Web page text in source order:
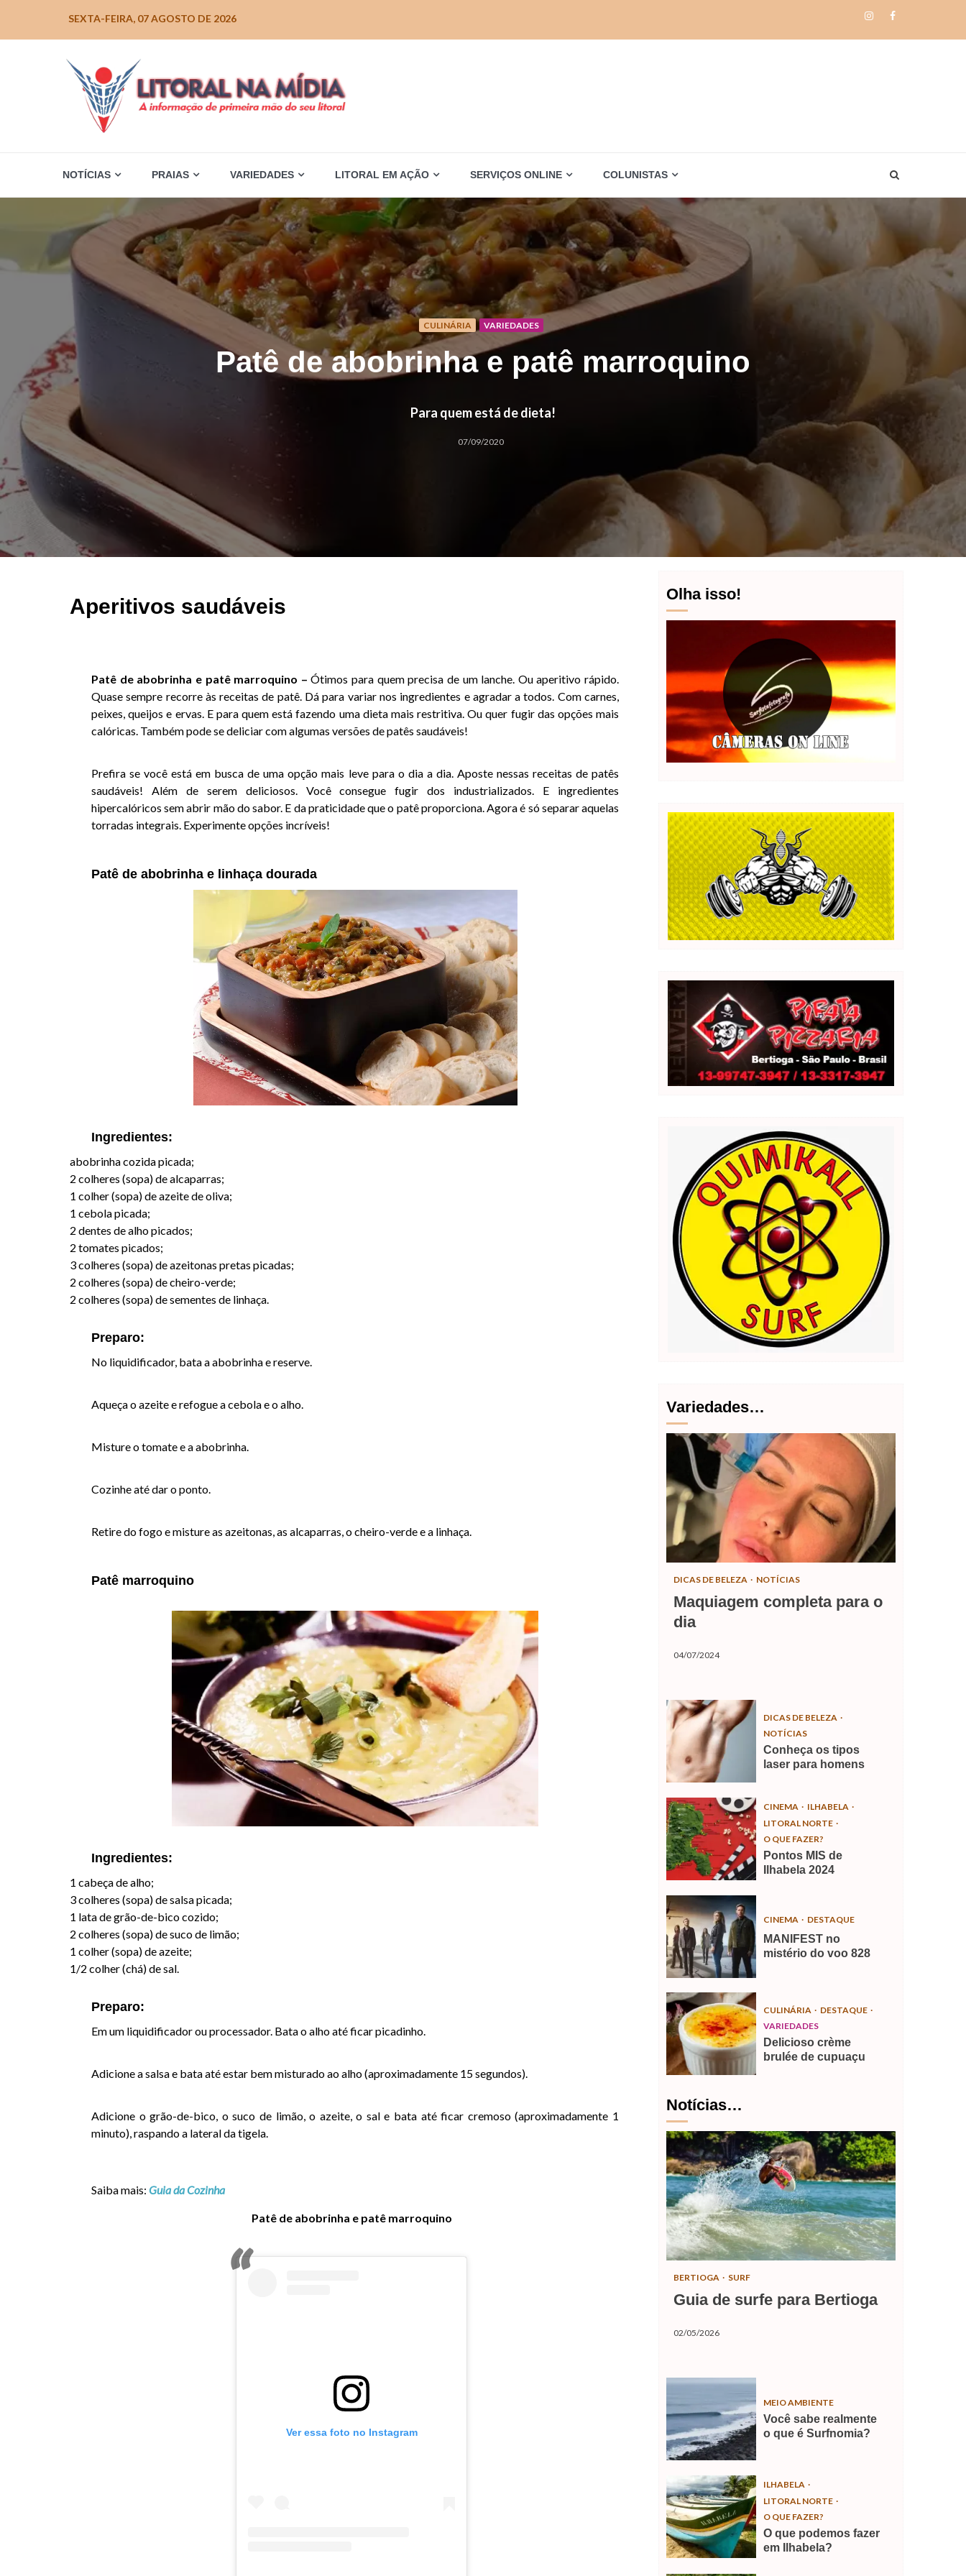
SEXTA-FEIRA, 07 AGOSTO DE 2026 InstagramFacebook
NOTÍCIAS PRAIAS VARIEDADES LITORAL EM AÇÃO SERVIÇOS ONLINE COLUNISTAS
CULINÁRIA VARIEDADES
Patê de abobrinha e patê marroquino
Para quem está de dieta!
07/09/2020
Aperitivos saudáveis
Patê de abobrinha e patê marroquino – Ótimos para quem precisa de um lanche. Ou aperitivo rápido.
Quase sempre recorre às receitas de patê. Dá para variar nos ingredientes e agradar a todos. Com carnes,
peixes, queijos e ervas. E para quem está fazendo uma dieta mais restritiva. Ou quer fugir das opções mais
calóricas. Também pode se deliciar com algumas versões de patês saudáveis!
Prefira se você está em busca de uma opção mais leve para o dia a dia. Aposte nessas receitas de patês
saudáveis! Além de serem deliciosos. Você consegue fugir dos industrializados. E ingredientes
hipercalóricos sem abrir mão do sabor. E da praticidade que o patê proporciona. Agora é só separar aquelas
torradas integrais. Experimente opções incríveis!
Patê de abobrinha e linhaça dourada
Ingredientes:
abobrinha cozida picada;
2 colheres (sopa) de alcaparras;
1 colher (sopa) de azeite de oliva;
1 cebola picada;
2 dentes de alho picados;
2 tomates picados;
3 colheres (sopa) de azeitonas pretas picadas;
2 colheres (sopa) de cheiro-verde;
2 colheres (sopa) de sementes de linhaça.
Preparo:
No liquidificador, bata a abobrinha e reserve.
Aqueça o azeite e refogue a cebola e o alho.
Misture o tomate e a abobrinha.
Cozinhe até dar o ponto.
Retire do fogo e misture as azeitonas, as alcaparras, o cheiro-verde e a linhaça.
Patê marroquino
Ingredientes:
1 cabeça de alho;
3 colheres (sopa) de salsa picada;
1 lata de grão-de-bico cozido;
2 colheres (sopa) de suco de limão;
1 colher (sopa) de azeite;
1/2 colher (chá) de sal.
Preparo:
Em um liquidificador ou processador. Bata o alho até ficar picadinho.
Adicione a salsa e bata até estar bem misturado ao alho (aproximadamente 15 segundos).
Adicione o grão-de-bico, o suco de limão, o azeite, o sal e bata até ficar cremoso (aproximadamente 1
minuto), raspando a lateral da tigela.
Saiba mais: Guia da Cozinha
Patê de abobrinha e patê marroquino
Ver essa foto no Instagram
Olha isso!
Variedades…
DICAS DE BELEZA NOTÍCIAS
Maquiagem completa para o
dia
04/07/2024
DICAS DE BELEZA
NOTÍCIAS
Conheça os tipos
laser para homens
CINEMA
ILHABELA
LITORAL NORTE
O QUE FAZER?
Pontos MIS de
Ilhabela 2024
CINEMA DESTAQUE
MANIFEST no
mistério do voo 828
CULINÁRIA
DESTAQUE
VARIEDADES
Delicioso crème
brulée de cupuaçu
Notícias…
BERTIOGA SURF
Guia de surfe para Bertioga
02/05/2026
MEIO AMBIENTE
Você sabe realmente
o que é Surfnomia?
ILHABELA
LITORAL NORTE
O QUE FAZER?
O que podemos fazer
em Ilhabela?